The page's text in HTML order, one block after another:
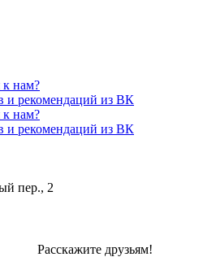
к нам?
и рекомендаций из ВК
к нам?
и рекомендаций из ВК
пер., 2
Расскажите друзьям!